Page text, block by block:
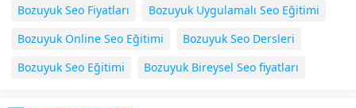
Bozuyuk Seo Fiyatları
Bozuyuk Uygulamalı Seo Eğitimi
Bozuyuk Online Seo Eğitimi
Bozuyuk Seo Dersleri
Bozuyuk Seo Eğitimi
Bozuyuk Bireysel Seo fiyatları